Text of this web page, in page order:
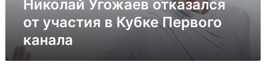
Николай Угожаев отказался
от участия в Кубке Первого
канала